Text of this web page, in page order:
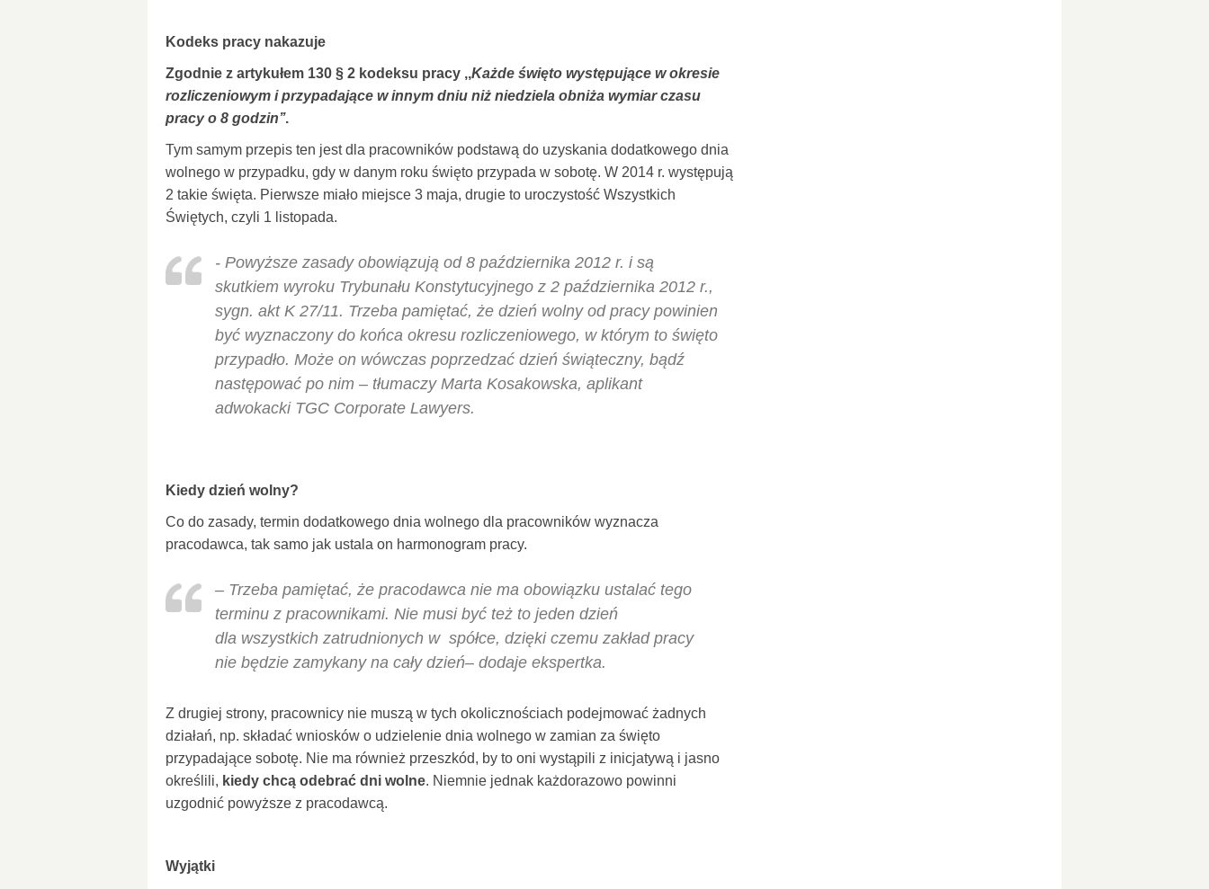
Kodeks pracy nakazuje
Zgodnie z artykułem 130 § 2 kodeksu pracy ,,Każde święto występujące w okresie
rozliczeniowym i przypadające w innym dniu niż niedziela obniża wymiar czasu
pracy o 8 godzin’’.
Tym samym przepis ten jest dla pracowników podstawą do uzyskania dodatkowego dnia
wolnego w przypadku, gdy w danym roku święto przypada w sobotę. W 2014 r. występują
2 takie święta. Pierwsze miało miejsce 3 maja, drugie to uroczystość Wszystkich
Świętych, czyli 1 listopada.
- Powyższe zasady obowiązują od 8 października 2012 r. i są
skutkiem wyroku Trybunału Konstytucyjnego z 2 października 2012 r.,
sygn. akt K 27/11. Trzeba pamiętać, że dzień wolny od pracy powinien
być wyznaczony do końca okresu rozliczeniowego, w którym to święto
przypadło. Może on wówczas poprzedzać dzień świąteczny, bądź
następować po nim – tłumaczy Marta Kosakowska, aplikant
adwokacki TGC Corporate Lawyers.
Kiedy dzień wolny?
Co do zasady, termin dodatkowego dnia wolnego dla pracowników wyznacza
pracodawca, tak samo jak ustala on harmonogram pracy.
– Trzeba pamiętać, że pracodawca nie ma obowiązku ustalać tego
terminu z pracownikami. Nie musi być też to jeden dzień
dla wszystkich zatrudnionych w spółce, dzięki czemu zakład pracy
nie będzie zamykany na cały dzień– dodaje ekspertka.
Z drugiej strony, pracownicy nie muszą w tych okolicznościach podejmować żadnych
działań, np. składać wniosków o udzielenie dnia wolnego w zamian za święto
przypadające sobotę. Nie ma również przeszkód, by to oni wystąpili z inicjatywą i jasno
określili, kiedy chcą odebrać dni wolne. Niemnie jednak każdorazowo powinni
uzgodnić powyższe z pracodawcą.
Wyjątki